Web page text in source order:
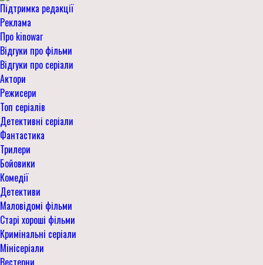
Підтримка редакції
Реклама
Про kinowar
Відгуки про фільми
Відгуки про серіали
Актори
Режисери
Топ серіалів
Детективні серіали
Фантастика
Трилери
Бойовики
Комедії
Детективи
Маловідомі фільми
Старі хороші фільми
Кримінальні серіали
Мінісеріали
Вестерни